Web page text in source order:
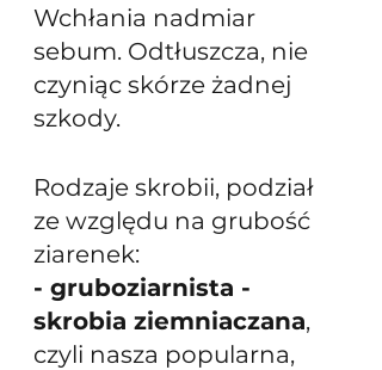
Wchłania nadmiar
sebum. Odtłuszcza, nie
czyniąc skórze żadnej
szkody.
Rodzaje skrobii, podział
ze względu na grubość
ziarenek:
- gruboziarnista -
skrobia ziemniaczana,
czyli nasza popularna,